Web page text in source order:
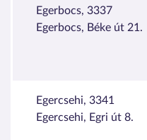
Egerbocs, 3337
Egerbocs, Béke út 21.
Egercsehi, 3341
Egercsehi, Egri út 8.